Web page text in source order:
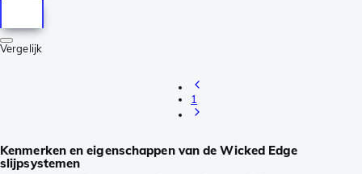
Vergelijk
1
Kenmerken en eigenschappen van de Wicked Edge
slijpsystemen